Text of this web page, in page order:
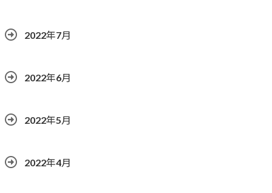
2022年7月
2022年6月
2022年5月
2022年4月